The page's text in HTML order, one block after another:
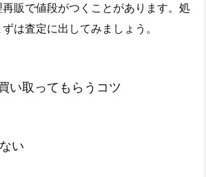
販で値段がつくことがあります。処
は査定に出してみましょう。
い取ってもらうコツ
い